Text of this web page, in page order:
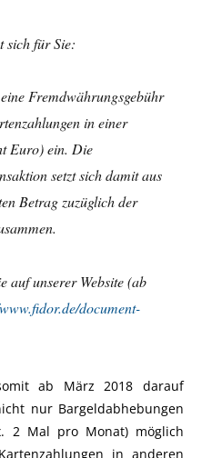
sich für Sie:
Fremdwährungsgebühr
in einer
Euro) ein. Die
setzt sich damit aus
Betrag zuzüglich der
auf unserer Website (ab
document-
ab März 2018 darauf
nur Bargeldabhebungen
2 Mal pro Monat) möglich
in anderen